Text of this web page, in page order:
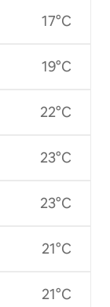
17°C
19°C
22°C
23°C
23°C
21°C
21°C